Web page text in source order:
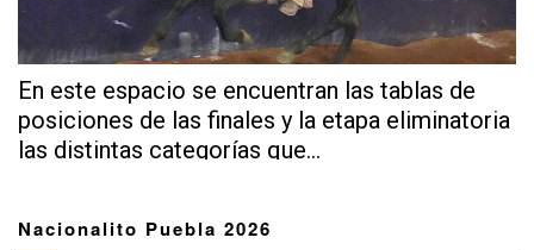
En este espacio se encuentran las tablas de
posiciones de las finales y la etapa eliminatoria
las distintas categorías que...
Nacionalito Puebla 2026